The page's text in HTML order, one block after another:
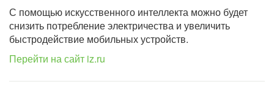
С помощью искусственного интеллекта можно будет
снизить потребление электричества и увеличить
быстродействие мобильных устройств.
Перейти на сайт iz.ru